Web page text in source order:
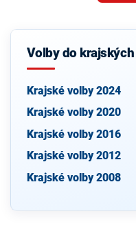
Volby do
Krajské volby 2024
Krajské volby 2020
Krajské volby 2016
Krajské volby 2012
Krajské volby 2008